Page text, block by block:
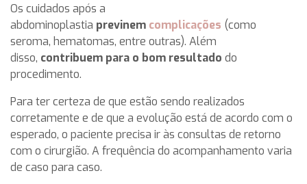
Os cuidados após a
abdominoplastia previnem complicações (como
seroma, hematomas, entre outras). Além
disso, contribuem para o bom resultado do
procedimento.
Para ter certeza de que estão sendo realizados
corretamente e de que a evolução está de acordo com o
esperado, o paciente precisa ir às consultas de retorno
com o cirurgião. A frequência do acompanhamento varia
de caso para caso.